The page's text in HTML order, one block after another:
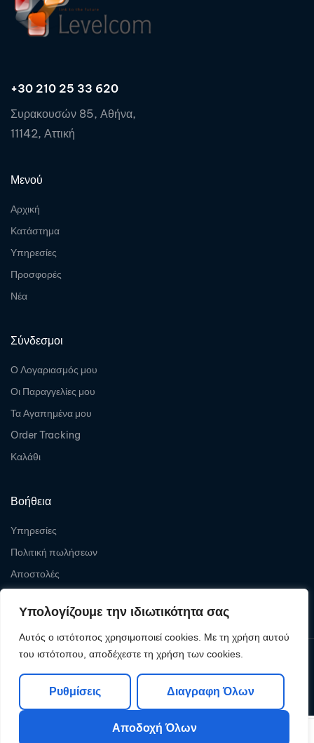
Υπολογίζουμε την ιδιωτικότητα σας
Αυτός ο ιστότοπος χρησιμοποιεί cookies. Με τη χρήση αυτού
του ιστότοπου, αποδέχεστε τη χρήση των cookies.
Ρυθμίσεις Διαγραφη Όλων
Αποδοχή Όλων
+30 210 25 33 620
Συρακουσών 85, Αθήνα,
11142, Αττική
Μενού
Αρχική
Κατάστημα
Υπηρεσίες
Προσφορές
Νέα
Σύνδεσμοι
Ο Λογαριασμός μου
Οι Παραγγελίες μου
Τα Αγαπημένα μου
Order Tracking
Καλάθι
Βοήθεια
Υπηρεσίες
Πολιτική πωλήσεων
Αποστολές
Copyright © 2026Levelcom| Powered by Levelcom